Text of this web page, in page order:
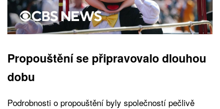
Propouštění se připravovalo dlouhou
dobu
Podrobnosti o propouštění byly společností pečlivě